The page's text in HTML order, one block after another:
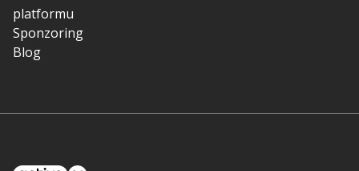
platformu
Sponzoring
Blog